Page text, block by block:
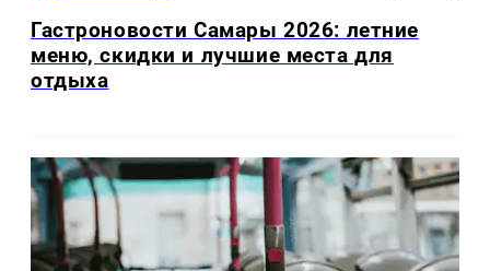
Гастроновости Самары 2026: летние
меню, скидки и лучшие места для
отдыха